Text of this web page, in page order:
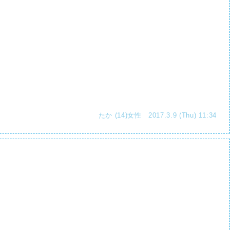
たか (14)女性 2017.3.9 (Thu) 11:34